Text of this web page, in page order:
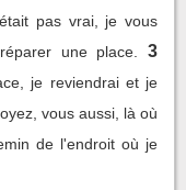
pas vrai, je vous
une place.
3
je reviendrai et je
vous aussi, là où
de l'endroit où je